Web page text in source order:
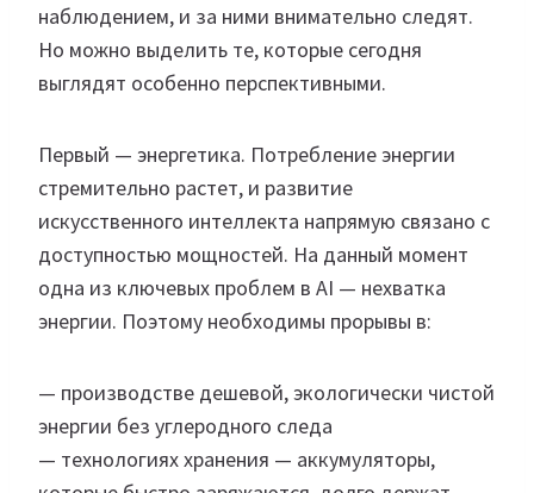
наблюдением, и за ними внимательно следят.
Но можно выделить те, которые сегодня
выглядят особенно перспективными.
Первый — энергетика. Потребление энергии
стремительно растет, и развитие
искусственного интеллекта напрямую связано с
доступностью мощностей. На данный момент
одна из ключевых проблем в AI — нехватка
энергии. Поэтому необходимы прорывы в:
— производстве дешевой, экологически чистой
энергии без углеродного следа
— технологиях хранения — аккумуляторы,